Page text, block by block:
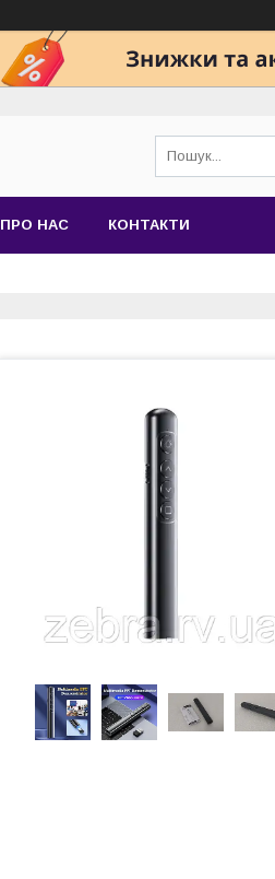
ПРО НАС КОНТАКТИ